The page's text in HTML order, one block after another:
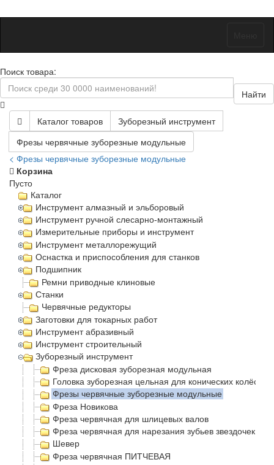
Поиск товара:
Найти
Каталог товаров
Зуборезный инструмент
Фрезы червячные зуборезные модульные
< Фрезы червячные зуборезные модульные
Корзина
Пусто
Каталог
Инструмент алмазный и эльборовый
Инструмент ручной слесарно-монтажный
Измерительные приборы и инструмент
Инструмент металлорежущий
Оснастка и приспособления для станков
Подшипник
Ремни приводные клиновые
Станки
Червячные редукторы
Заготовки для токарных работ
Инструмент абразивный
Инструмент строительный
Зуборезный инструмент
Фреза дисковая зуборезная модульная
Головка зуборезная цельная для конических колёс
Фрезы червячные зуборезные модульные
Фреза Новикова
Фреза червячная для шлицевых валов
Фреза червячная для нарезания зубьев звездочек
Шевер
Фреза червячная ПИТЧЕВАЯ